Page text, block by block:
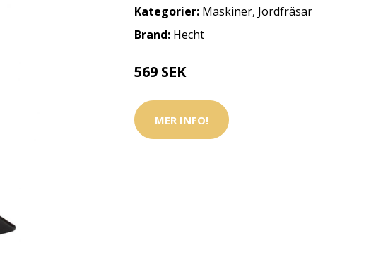
Kategorier: Maskiner, Jordfräsar
Brand: Hecht
569 SEK
MER INFO!